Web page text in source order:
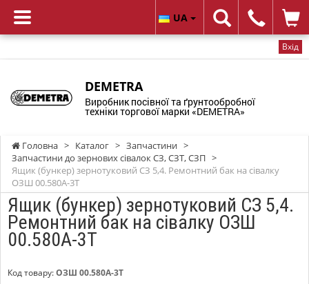
Вхід
DEMETRA
Виробник посівної та ґрунтообробної
техніки торгової марки «DEMETRA»
UA
Головна > Каталог > Запчастини >
Запчастини до зернових сівалок СЗ, СЗТ, СЗП >
Ящик (бункер) зернотуковий СЗ 5,4. Ремонтний бак на сівалку
ОЗШ 00.580А-3Т
Ящик (бункер) зернотуковий СЗ 5,4.
Ремонтний бак на сівалку ОЗШ
00.580А-3Т
Код товару:ОЗШ 00.580А-3Т